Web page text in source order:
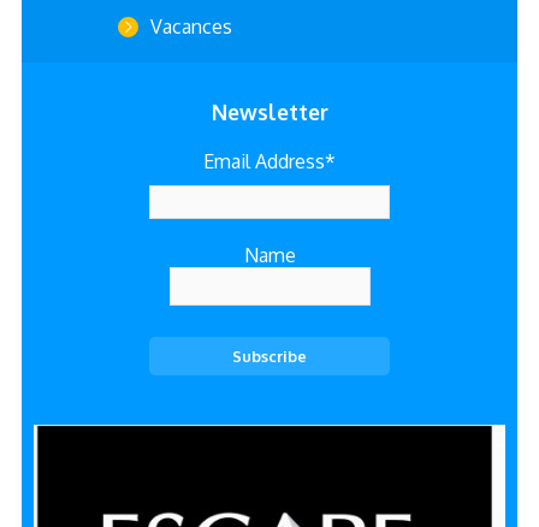
Vacances
Newsletter
Email Address*
Name